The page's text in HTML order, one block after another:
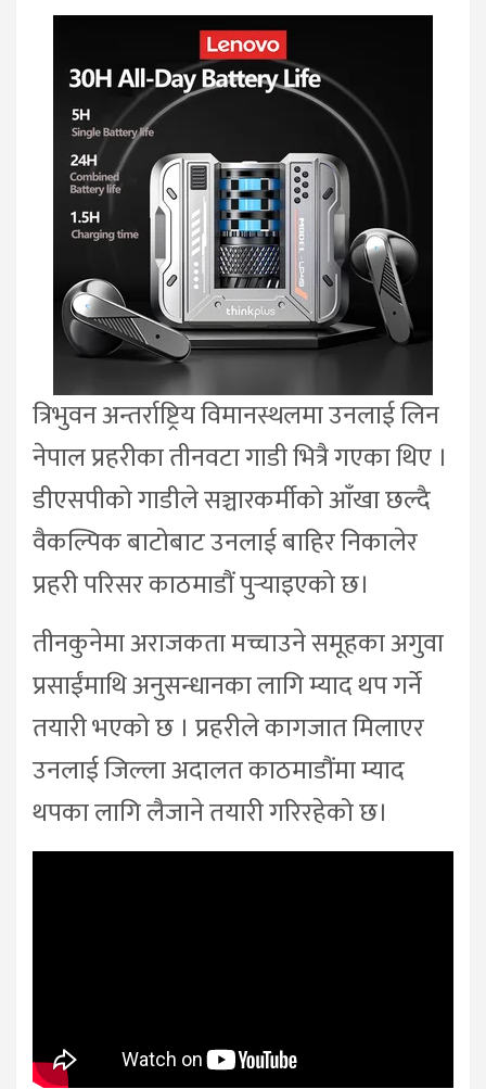
त्रिभुवन अन्तर्राष्ट्रिय विमानस्थलमा उनलाई लिन
नेपाल प्रहरीका तीनवटा गाडी भित्रै गएका थिए ।
डीएसपीको गाडीले सञ्चारकर्मीको आँखा छल्दै
वैकल्पिक बाटोबाट उनलाई बाहिर निकालेर
प्रहरी परिसर काठमाडौं पुर्‍याइएको छ।
तीनकुनेमा अराजकता मच्चाउने समूहका अगुवा
प्रसाईंमाथि अनुसन्धानका लागि म्याद थप गर्ने
तयारी भएको छ । प्रहरीले कागजात मिलाएर
उनलाई जिल्ला अदालत काठमाडौंमा म्याद
थपका लागि लैजाने तयारी गरिरहेको छ।